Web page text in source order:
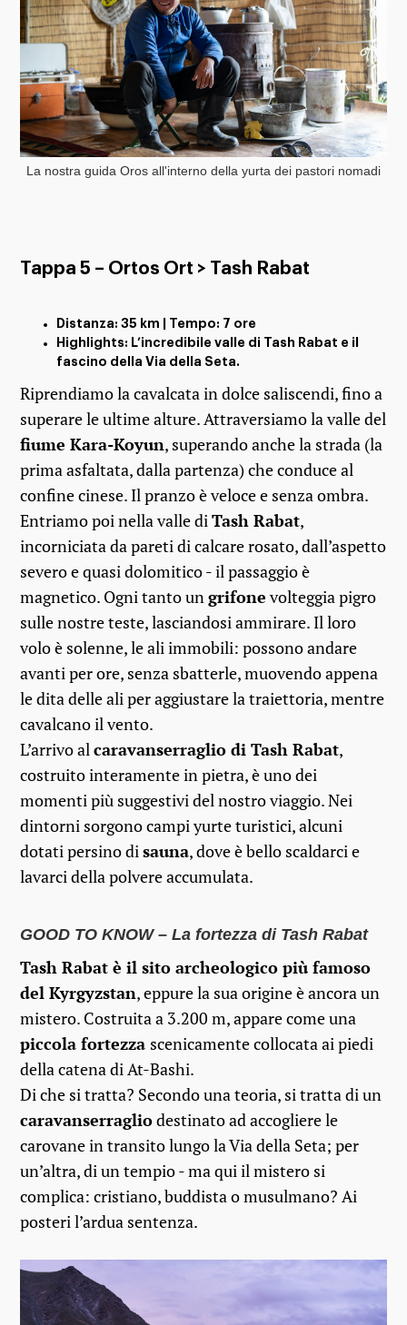
La nostra guida Oros all'interno della yurta dei pastori nomadi
Tappa 5 – Ortos Ort > Tash Rabat
Distanza: 35 km | Tempo: 7 ore
Highlights: L’incredibile valle di Tash Rabat e il
fascino della Via della Seta.
Riprendiamo la cavalcata in dolce saliscendi, fino a
superare le ultime alture. Attraversiamo la valle del
fiume Kara-Koyun, superando anche la strada (la
prima asfaltata, dalla partenza) che conduce al
confine cinese. Il pranzo è veloce e senza ombra.
Entriamo poi nella valle diTash Rabat,
incorniciata da pareti di calcare rosato, dall’aspetto
severo e quasi dolomitico - il passaggio è
magnetico. Ogni tanto ungrifone volteggia pigro
sulle nostre teste, lasciandosi ammirare. Il loro
volo è solenne, le ali immobili: possono andare
avanti per ore, senza sbatterle, muovendo appena
le dita delle ali per aggiustare la traiettoria, mentre
cavalcano il vento.
L’arrivo alcaravanserraglio di Tash Rabat,
costruito interamente in pietra, è uno dei
momenti più suggestivi del nostro viaggio. Nei
dintorni sorgono campi yurte turistici, alcuni
dotati persino disauna, dove è bello scaldarci e
lavarci della polvere accumulata.
GOOD TO KNOW – La fortezza di Tash Rabat
Tash Rabat è il sito archeologico più famoso
del Kyrgyzstan, eppure la sua origine è ancora un
mistero. Costruita a 3.200 m, appare come una
piccola fortezza scenicamente collocata ai piedi
della catena di At-Bashi.
Di che si tratta? Secondo una teoria, si tratta di un
caravanserragliodestinato ad accogliere le
carovane in transito lungo la Via della Seta; per
un’altra, di un tempio - ma qui il mistero si
complica: cristiano, buddista o musulmano? Ai
posteri l’ardua sentenza.